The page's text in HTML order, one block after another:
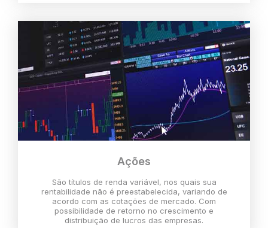
Ações
São títulos de renda variável, nos quais sua
rentabilidade não é preestabelecida, variando de
acordo com as cotações de mercado. Com
possibilidade de retorno no crescimento e
distribuição de lucros das empresas.